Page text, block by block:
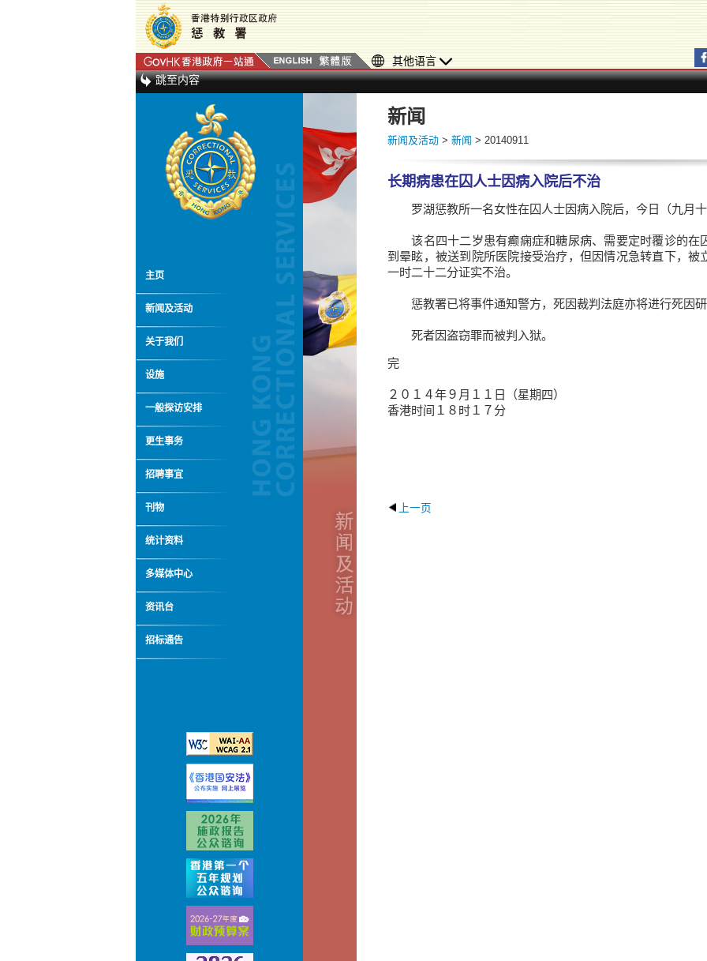
其他语言
跳至内容
主页
新闻及活动
关于我们
设施
一般探访安排
更生事务
招聘事宜
刊物
统计资料
多媒体中心
资讯台
招标通告
新闻
新闻及活动 > 新闻 > 20140911
长期病患在囚人士因病入院后不治
罗湖惩教所一名女性在囚人士因病入院后，今日（九月
该名四十二岁患有癫痫症和糖尿病、需要定时覆诊的在
到晕眩，被送到院所医院接受治疗，但因情况急转直下，
一时二十二分证实不治。
惩教署已将事件通知警方，死因裁判法庭亦将进行死因
死者因盗窃罪而被判入狱。
完
２０１４年９月１１日（星期四）
香港时间１８时１７分
上一页